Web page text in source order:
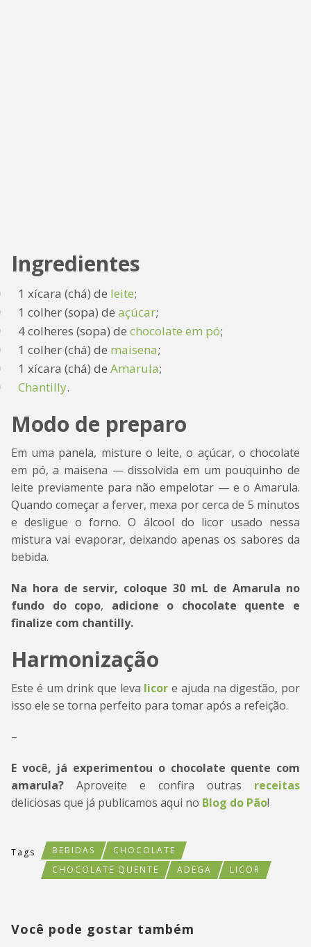
Ingredientes
1 xícara (chá) de leite;
1 colher (sopa) de açúcar;
4 colheres (sopa) de chocolate em pó;
1 colher (chá) de maisena;
1 xícara (chá) de Amarula;
Chantilly.
Modo de preparo
Em uma panela, misture o leite, o açúcar, o chocolate
em pó, a maisena — dissolvida em um pouquinho de
leite previamente para não empelotar — e o Amarula.
Quando começar a ferver, mexa por cerca de 5 minutos
e desligue o forno. O álcool do licor usado nessa
mistura vai evaporar, deixando apenas os sabores da
bebida.
Na hora de servir, coloque 30 mL de Amarula no
fundo do copo, adicione o chocolate quente e
finalize com chantilly.
Harmonização
Este é um drink que leva licor e ajuda na digestão, por
isso ele se torna perfeito para tomar após a refeição.
–
E você, já experimentou o chocolate quente com
amarula? Aproveite e confira outras receitas
deliciosas que já publicamos aqui no Blog do Pão!
Tags BEBIDAS
CHOCOLATE
CHOCOLATE QUENTE
ADEGA LICOR
Você pode gostar também